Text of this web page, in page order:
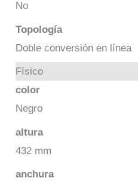
No
Topología
Doble conversión en línea
Físico
color
Negro
altura
432 mm
anchura